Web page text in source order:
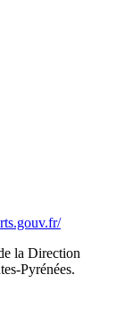
la Direction
Pyrénées.